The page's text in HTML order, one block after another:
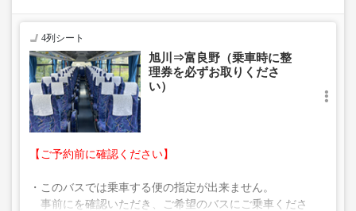
※事前にチケットの購入が可能です。
※航空便・JRなどとの接続はございません。
4列シート
旭川⇒富良野（乗車時に整
理券を必ずお取りくださ
い）
【ご予約前に確認ください】
・このバスでは乗車する便の指定が出来ません。
事前に を確認いただき、ご希望のバスにご乗車くださ